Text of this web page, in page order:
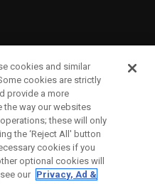
cookies and similar
cookies are strictly
provide a more
the way our websites
these will only
the ‘Reject All' button
cookies if you
optional cookies will
our Privacy, Ad &